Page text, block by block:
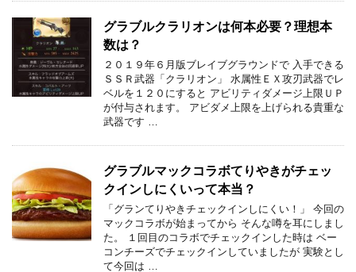
グラブルクラリオンは何本必要？理想本
数は？
２０１９年６月版ブレイブグラウンドで 入手できる
ＳＳＲ武器「クラリオン」 水属性ＥＸ攻刃武器でレ
ベルを１２０にすると アビリティダメージ上限ＵＰ
が付与されます。 アビダメ上限を上げられる貴重な
武器です …
グラブルマックコラボてりやきがチェッ
クインしにくいって本当？
「グランてりやきチェックインしにくい！」 今回の
マックコラボが始まってから そんな噂を耳にしまし
た。 １回目のコラボでチェックインした時は ベー
コンチーズでチェックインしていましたが 実験とし
て今回は …